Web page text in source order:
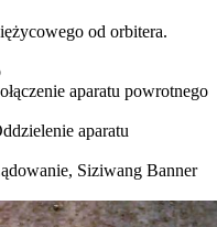
od orbitera.
aparatu powrotnego
aparatu
Siziwang Banner